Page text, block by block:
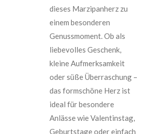
dieses Marzipanherz zu
einem besonderen
Genussmoment. Ob als
liebevolles Geschenk,
kleine Aufmerksamkeit
oder süße Überraschung –
das formschöne Herz ist
ideal für besondere
Anlässe wie Valentinstag,
Geburtstage oder einfach